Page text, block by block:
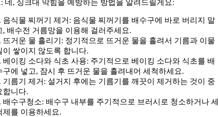
네, 싱크대 막힘을 예방하는 방법을 알려드릴게요:
음식물 찌꺼기 제거: 음식물 찌꺼기를 배수구에 바로 버리지 말
, 배수전 거름망을 이용해 걸러주세요.
뜨거운 물 흘리기: 정기적으로 뜨거운 물을 흘려서 기름과 이물
이 쌓이지 않도록 합니다.
베이킹 소다와 식초 사용: 주기적으로 베이킹 소다와 식초를 배
구에 넣고, 잠시 후 뜨거운 물을 흘려내어 세척하세요.
기름기 제거: 설거지 후에는 기름기를 깨끗이 제거하는 것이 중
합니다.
배수구청소: 배수구 내부를 주기적으로 브러시로 청소하거나
제를 이용하세요.